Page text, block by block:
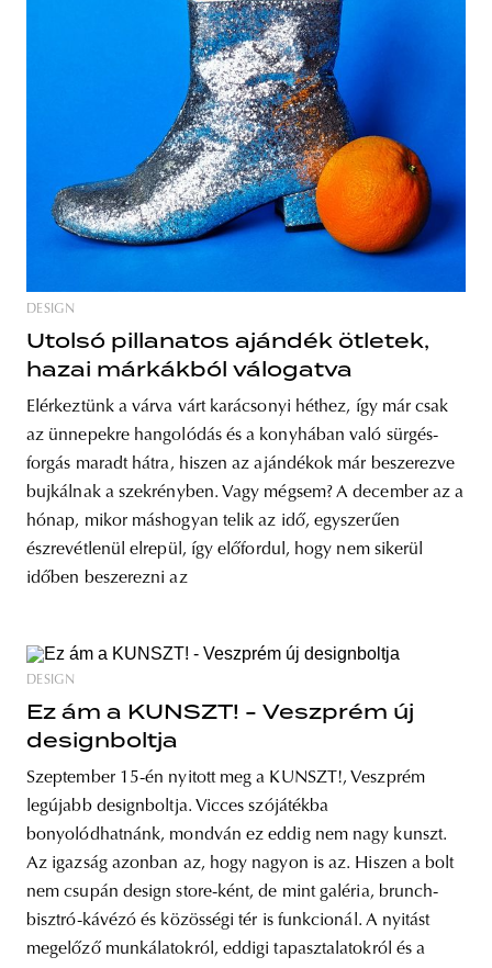
DESIGN
Utolsó pillanatos ajándék ötletek,
hazai márkákból válogatva
Elérkeztünk a várva várt karácsonyi héthez, így már csak
az ünnepekre hangolódás és a konyhában való sürgés-
forgás maradt hátra, hiszen az ajándékok már beszerezve
bujkálnak a szekrényben. Vagy mégsem? A december az a
hónap, mikor máshogyan telik az idő, egyszerűen
észrevétlenül elrepül, így előfordul, hogy nem sikerül
időben beszerezni az
DESIGN
Ez ám a KUNSZT! - Veszprém új
designboltja
Szeptember 15-én nyitott meg a KUNSZT!, Veszprém
legújabb designboltja. Vicces szójátékba
bonyolódhatnánk, mondván ez eddig nem nagy kunszt.
Az igazság azonban az, hogy nagyon is az. Hiszen a bolt
nem csupán design store-ként, de mint galéria, brunch-
bisztró-kávézó és közösségi tér is funkcionál. A nyitást
megelőző munkálatokról, eddigi tapasztalatokról és a